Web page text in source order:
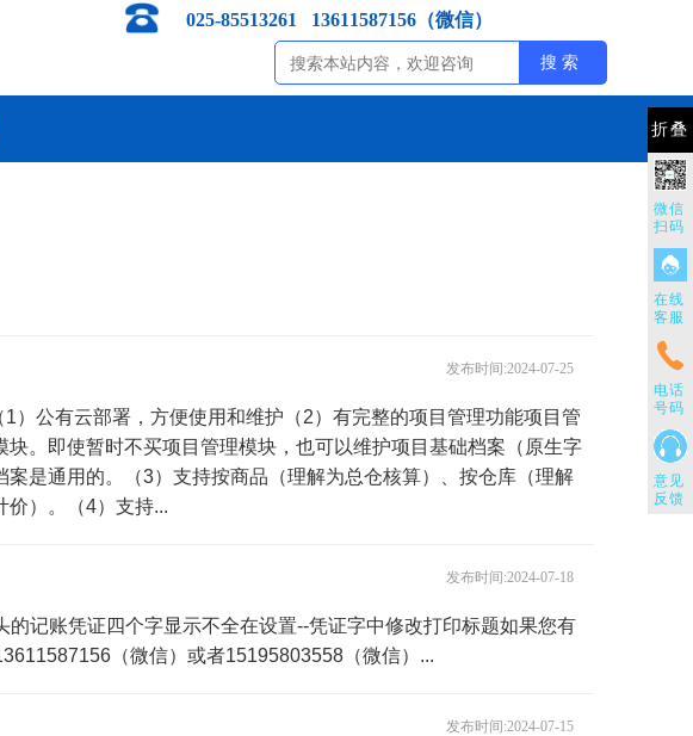
折叠
微信
扫码
在线
客服
电话
号码
意见
反馈
025-85513261 13611587156（微信）
发布时间:2024-07-25
）公有云部署，方便使用和维护（2）有完整的项目管理功能项目管
。即使暂时不买项目管理模块，也可以维护项目基础档案（原生字
是通用的。（3）支持按商品（理解为总仓核算）、按仓库（理解
价）。（4）支持...
发布时间:2024-07-18
记账凭证四个字显示不全在设置--凭证字中修改打印标题如果您有
（微信）或者15195803558（微信）...
发布时间:2024-07-15